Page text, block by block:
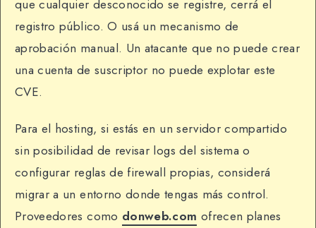
que cualquier desconocido se registre, cerrá el
registro público. O usá un mecanismo de
aprobación manual. Un atacante que no puede crear
una cuenta de suscriptor no puede explotar este
CVE.
Para el hosting, si estás en un servidor compartido
sin posibilidad de revisar logs del sistema o
configurar reglas de firewall propias, considerá
migrar a un entorno donde tengas más control.
Proveedores como donweb.com ofrecen planes